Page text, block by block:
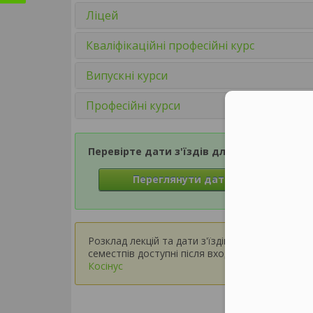
Ліцей
Кваліфікаційні професійні курс
Випускні курси
Професійні курси
Перевірте дати з'їздів для Семестру 1
Переглянути дати з'їздів
Розклад лекцій та дати з'їздів для вищих
семестпів доступні після входу в
Косінус